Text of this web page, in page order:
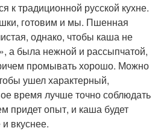
к традиционной русской кухне.
готовим и мы. Пшенная
однако, чтобы каша не
а была нежной и рассыпчатой,
промывать хорошо. Можно
ушел характерный,
время лучше точно соблюдать
придет опыт, и каша будет
вкуснее.